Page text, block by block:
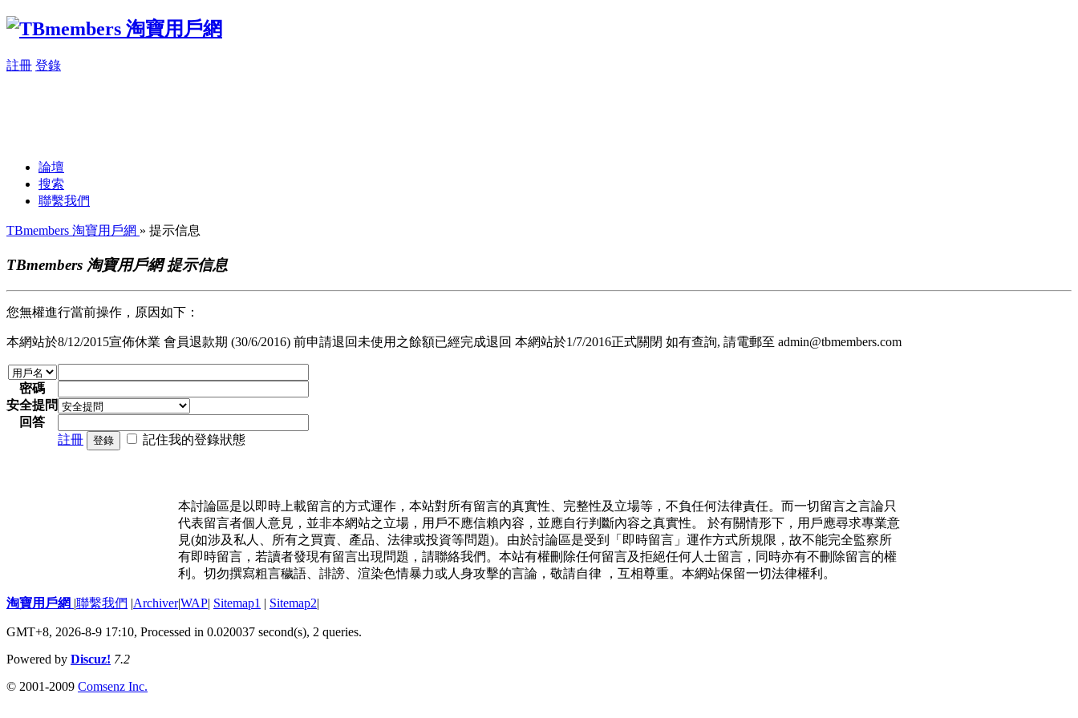
註冊 登錄
論壇
搜索
聯繫我們
TBmembers 淘寶用戶網 » 提示信息
TBmembers 淘寶用戶網 提示信息
您無權進行當前操作，原因如下：
本網站於8/12/2015宣佈休業 會員退款期 (30/6/2016) 前申請退回未使用之餘額已經完成退回 本網站於1/7/2016正式關閉 如有查詢, 請電郵至 admin@tbmembers.com
密碼
安全提問
回答
註冊
登錄 記住我的登錄狀態
本討論區是以即時上載留言的方式運作，本站對所有留言的真實性、完整性及立場等，不負任何法律責任。而一切留言之言論只
代表留言者個人意見，並非本網站之立場，用戶不應信賴內容，並應自行判斷內容之真實性。 於有關情形下，用戶應尋求專業意
見(如涉及私人、所有之買賣、產品、法律或投資等問題)。由於討論區是受到「即時留言」運作方式所規限，故不能完全監察所
有即時留言，若讀者發現有留言出現問題，請聯絡我們。本站有權刪除任何留言及拒絕任何人士留言，同時亦有不刪除留言的權
利。切勿撰寫粗言穢語、誹謗、渲染色情暴力或人身攻擊的言論，敬請自律 ，互相尊重。本網站保留一切法律權利。
淘寶用戶網 |聯繫我們 |Archiver|WAP| Sitemap1 | Sitemap2|
GMT+8, 2026-8-9 17:10, Processed in 0.020037 second(s), 2 queries.
Powered by Discuz! 7.2
© 2001-2009 Comsenz Inc.